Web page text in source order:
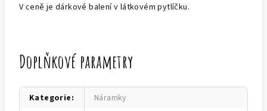
V ceně je dárkové balení v látkovém pytlíčku.
Doplňkové parametry
Kategorie: Náramky